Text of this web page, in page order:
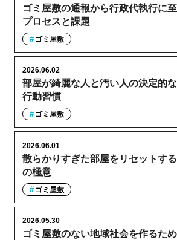
ゴミ屋敷の通報から行政代執行に
プロセスと課題
ゴミ屋敷
部屋が綺麗な人と汚い人の決定的
行動習慣
2026.06.02
ゴミ屋敷
散らかりすぎた部屋をリセットす
の極意
2026.06.01
ゴミ屋敷
ゴミ屋敷のない地域社会を作るた
2026.05.30